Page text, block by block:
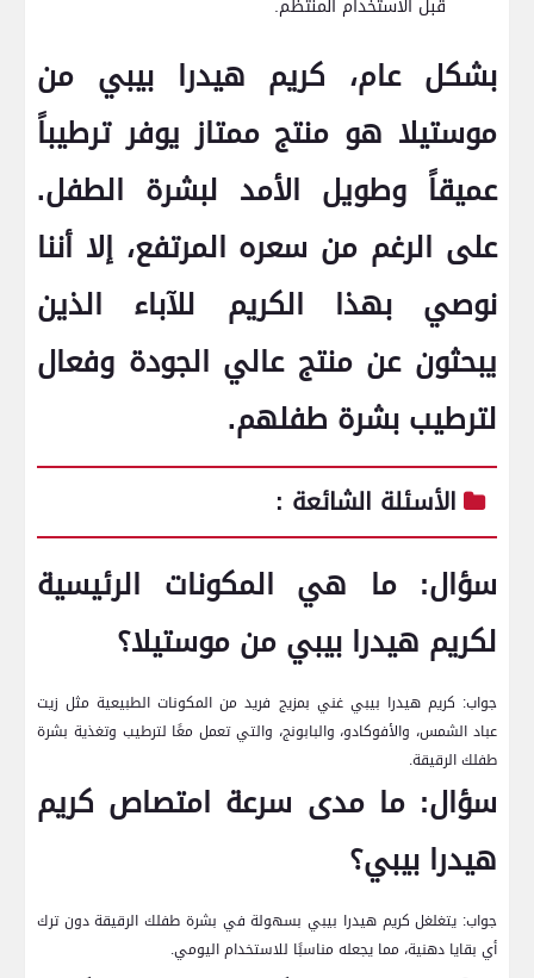
قبل الاستخدام المنتظم.
بشكل عام، كريم هيدرا بيبي من
موستيلا ⁣هو منتج‌ ممتاز يوفر ترطيباً⁣
عميقاً وطويل الأمد لبشرة الطفل.
على الرغم من سعره المرتفع، إلا أننا
نوصي بهذا الكريم للآباء الذين
يبحثون عن منتج عالي الجودة وفعال
لترطيب بشرة طفلهم.
الأسئلة الشائعة⁤ :
سؤال: ما هي المكونات الرئيسية
لكريم هيدرا بيبي من موستيلا؟
جواب:⁣ كريم هيدرا ⁢بيبي غني⁢ بمزيج فريد‌ من المكونات الطبيعية مثل زيت⁣
عباد الشمس، والأفوكادو، والبابونج، والتي تعمل⁢ معًا ‌لترطيب​ وتغذية⁣ بشرة
طفلك​ الرقيقة.
سؤال: ما‍ مدى سرعة امتصاص‌ كريم
هيدرا بيبي؟
جواب: يتغلغل كريم هيدرا بيبي بسهولة في بشرة طفلك الرقيقة دون ترك
أي بقايا دهنية، مما يجعله‌ مناسبًا للاستخدام اليومي.